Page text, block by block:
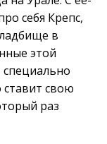
себя Крепс,
в
этой
свою
раз